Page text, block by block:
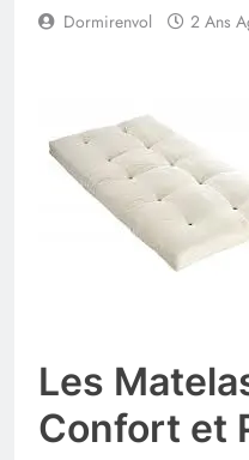
Dormirenvol 2 Ans
Les
Confort et